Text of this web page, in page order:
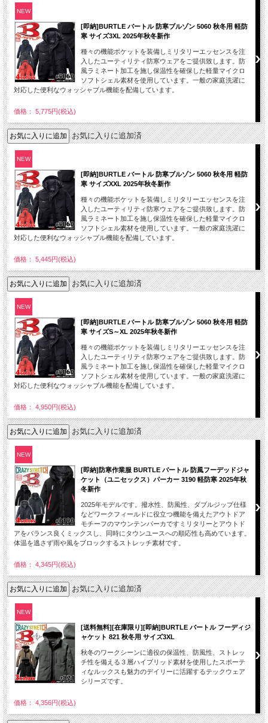
NEW
[即納]BURTLE バートル 防寒ブルゾン 5060 秋冬用 軽防
寒 サイズ3XL 2025年秋冬新作
種々の機能ポケットを装備しミリタリーエッセンスを注
入したユーティリティ防寒ウェアをご提供致します。防
風ラミネート加工を施し保温性を確保した軽量マイクロ
ソフトシェル素材を使用しています。一般の家庭洗濯に
対応した便利なウォッシャブル機能を配備しています。
価格： 5,775円(税込)
お気に入りに追加済
NEW
[即納]BURTLE バートル 防寒ブルゾン 5060 秋冬用 軽防
寒 サイズXXL 2025年秋冬新作
種々の機能ポケットを装備しミリタリーエッセンスを注
入したユーティリティ防寒ウェアをご提供致します。防
風ラミネート加工を施し保温性を確保した軽量マイクロ
ソフトシェル素材を使用しています。一般の家庭洗濯に
対応した便利なウォッシャブル機能を配備しています。
価格： 5,445円(税込)
お気に入りに追加済
NEW
[即納]BURTLE バートル 防寒ブルゾン 5060 秋冬用 軽防
寒 サイズS～XL 2025年秋冬新作
種々の機能ポケットを装備しミリタリーエッセンスを注
入したユーティリティ防寒ウェアをご提供致します。防
風ラミネート加工を施し保温性を確保した軽量マイクロ
ソフトシェル素材を使用しています。一般の家庭洗濯に
対応した便利なウォッシャブル機能を配備しています。
価格： 4,950円(税込)
お気に入りに追加済
NEW
[即納]防寒作業服 BURTLE バートル 防風フーデッドジャ
ケット（ユニセックス）パーカー 3190 軽防寒 2025年秋
冬新作
2025年モデルです。撥水性、防風性、ダブルジップ仕様
などワークフィールドに役立つ機能を備えたアウトドア
モチーフのマウンテンパーカですミリタリーとアウトド
アをバランス良くミックスし、同時にタウンユースへの順応性も高めています。
体温を逃さず雨や風をブロックするストレッチ素材です。
価格： 4,345円(税込)
お気に入りに追加済
NEW
[送料無料][在庫限り][即納]BURTLE バートル フーディジ
ャケット 821 秋冬用 サイズ3XL
秋冬のワークシーンに適役の保温性、防風性、ストレッ
チ性を備える３層ハイブリッド素材を使用したスポーテ
ィなルックスも魅力のデイリーに活躍するテックウェア
シリーズです。
価格： 4,356円(税込)